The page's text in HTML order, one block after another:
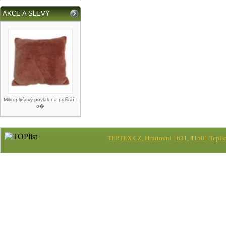
AKCE A SLEVY
Mikroplyšový povlak na polštář -
o�
TEPTEX.CZ, Hřbitovní 1631, 41501